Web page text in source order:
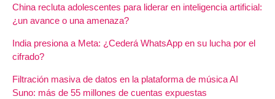
China recluta adolescentes para liderar en inteligencia artificial:
¿un avance o una amenaza?
India presiona a Meta: ¿Cederá WhatsApp en su lucha por el
cifrado?
Filtración masiva de datos en la plataforma de música AI
Suno: más de 55 millones de cuentas expuestas